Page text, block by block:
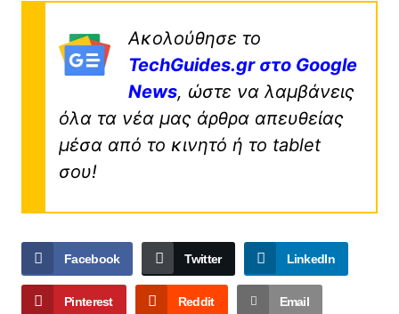
Ακολούθησε το
TechGuides.gr στο Google
News, ώστε να λαμβάνεις
όλα τα νέα μας άρθρα απευθείας
μέσα από το κινητό ή το tablet
σου!
Facebook Twitter LinkedIn
Pinterest Reddit Email